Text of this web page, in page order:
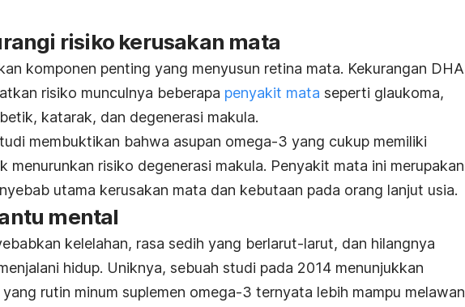
risiko kerusakan mata
komponen penting yang menyusun retina mata. Kekurangan DHA
risiko munculnya beberapa penyakit mata seperti glaukoma,
katarak, dan degenerasi makula.
membuktikan bahwa asupan omega-3 yang cukup memiliki
menurunkan risiko degenerasi makula. Penyakit mata ini merupakan
utama kerusakan mata dan kebutaan pada orang lanjut usia.
mental
kelelahan, rasa sedih yang berlarut-larut, dan hilangnya
hidup. Uniknya, sebuah studi pada 2014 menunjukkan
rutin minum suplemen omega-3 ternyata lebih mampu melawan